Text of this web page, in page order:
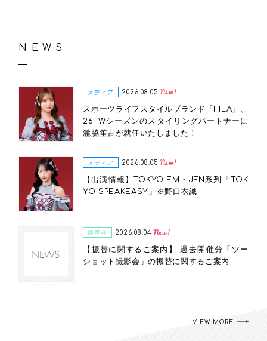
NEWS
メディア 2026.08.05 New!
スポーツライフスタイルブランド「FILA」、
26FWシーズンのスタイリングパートナーに
瀧脇笙古が就任いたしました！
メディア 2026.08.05 New!
【出演情報】TOKYO FM・JFN系列「TOK
YO SPEAKEASY」※野口衣織
握手会 2026.08.04 New!
【振替に関するご案内】 過去開催分「ツー
ショット撮影会」の振替に関するご案内
VIEW MORE